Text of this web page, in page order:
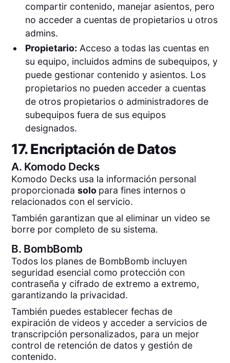
compartir contenido, manejar asientos, pero
no acceder a cuentas de propietarios u otros
admins.
Propietario: Acceso a todas las cuentas en
su equipo, incluidos admins de subequipos, y
puede gestionar contenido y asientos. Los
propietarios no pueden acceder a cuentas
de otros propietarios o administradores de
subequipos fuera de sus equipos
designados.
17. Encriptación de Datos
A. Komodo Decks
Komodo Decks usa la información personal
proporcionadasolo para fines internos o
relacionados con el servicio.
También garantizan que al eliminar un video se
borre por completo de su sistema.
B. BombBomb
Todos los planes de BombBomb incluyen
seguridad esencial como protección con
contraseña y cifrado de extremo a extremo,
garantizando la privacidad.
También puedes establecer fechas de
expiración de videos y acceder a servicios de
transcripción personalizados, para un mejor
control de retención de datos y gestión de
contenido.